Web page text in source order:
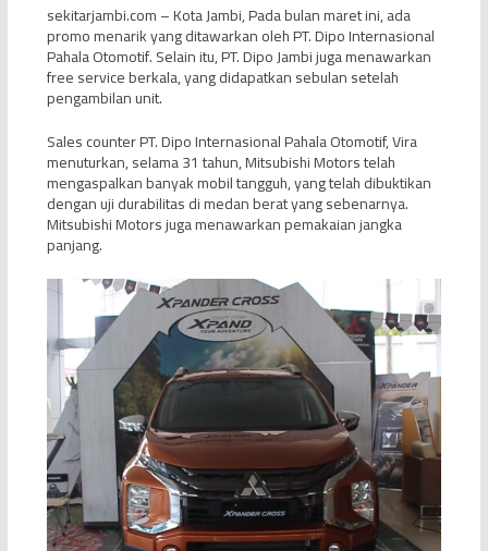
sekitarjambi.com – Kota Jambi, Pada bulan maret ini, ada
promo menarik yang ditawarkan oleh PT. Dipo Internasional
Pahala Otomotif. Selain itu, PT. Dipo Jambi juga menawarkan
free service berkala, yang didapatkan sebulan setelah
pengambilan unit.
Sales counter PT. Dipo Internasional Pahala Otomotif, Vira
menuturkan, selama 31 tahun, Mitsubishi Motors telah
mengaspalkan banyak mobil tangguh, yang telah dibuktikan
dengan uji durabilitas di medan berat yang sebenarnya.
Mitsubishi Motors juga menawarkan pemakaian jangka
panjang.